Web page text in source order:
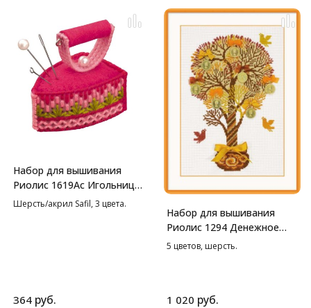
Набор для вышивания
Риолис 1619Ас Игольница
Утюжок, 5,5*3,5*5 см
Шерсть/акрил Safil, 3 цвета.
364 руб.
Набор для вышивания
Риолис 1294 Денежное
дерево, 21*30 см
5 цветов, шерсть.
1 020 руб.